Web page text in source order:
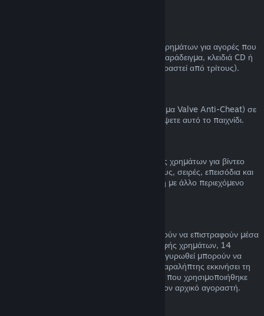
Η Valve δεν μπορεί να παρέχει επιστροφή χρημάτων για αγορές που
πραγματοποιούνται εκτός του Steam (για παράδειγμα, κλειδιά CD ή
κάρτες πορτοφολιού Steam που έχουν αγοραστεί από τρίτους).
Αν έχετε αποκλειστεί από το VAC (το σύστημα Valve Anti-Cheat) σε
ένα παιχνίδι, χάνετε το δικαίωμα να επιστρέψετε αυτό το παιχνίδι.
Δεν μπορούμε να προσφέρουμε επιστροφές χρημάτων για βίντεο
στο Steam (π.χ. ταινία, ταινίες μικρού μήκους, σειρές, επεισόδια και
οδηγούς), εκτός αν το βίντεο είναι σε δέσμη με άλλο περιεχόμενο
Τα δώρα που δεν έχουν εξαργυρωθεί μπορούν να επιστραφούν μέσα
στη συνηθισμένη χρονική περίοδο επιστροφής χρημάτων, 14
ημέρες/δύο ώρες. Τα δώρα που έχουν εξαργυρωθεί μπορούν να
επιστραφούν υπό τις ίδιες συνθήκες αν ο παραλήπτης εκκινήσει τη
διαδικασία επιστροφής χρημάτων. Το ποσό που χρησιμοποιήθηκε
για την αγορά του δώρου θα επιστραφεί στον αρχικό αγοραστή.